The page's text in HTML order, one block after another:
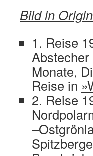
Bild in
1. Reise
Monate,
Reise in
2. Reise